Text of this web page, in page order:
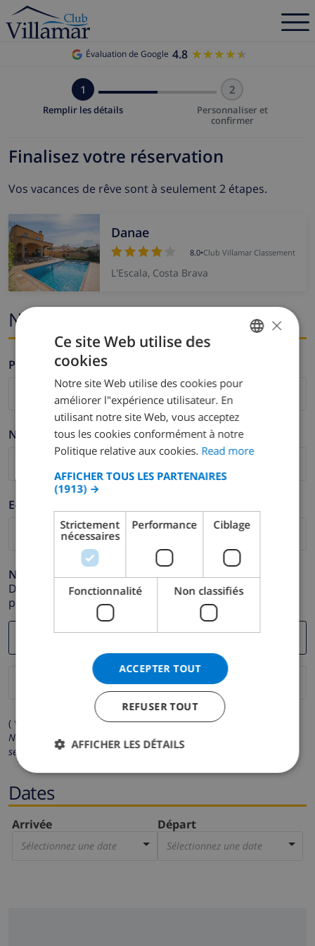
Évaluation de Google 4.8 ★★★★★
★★★★★
1
Remplir les détails
2
Personnaliser et
confirmer
Finalisez votre réservation
Vos vacances de rêve sont à seulement 2 étapes.
Danae
8.0•Club Villamar Classement
L'Escala, Costa Brava
Nom et adresse e-mail
Prénom *
Nom de famille *
E-mail *
Numéro de téléphone *
Dans le cas où votre adresse e-mail ne fonctionnerait
pas correctement.
( * Les champs avec un astérisque sont obligatoires )
Nous respectons votre vie privée.Vos données personnelles ne
seront pas communiquées à des tiers.
Dates
Arrivée
Sélectionnez une date
Départ
Sélectionnez une date
DUTCH
SPANISH
GERMAN
CATALAN
DANISH
NORWEGIAN
×
Ce site Web utilise des
cookies
Notre site Web utilise des cookies pour
améliorer l"expérience utilisateur. En
utilisant notre site Web, vous acceptez
tous les cookies conformément à notre
Politique relative aux cookies. Read more
AFFICHER TOUS LES PARTENAIRES
(1913) →
Strictement
nécessaires
Performance Ciblage
Fonctionnalité Non classifiés
ACCEPTER TOUT
REFUSER TOUT
AFFICHER LES DÉTAILS